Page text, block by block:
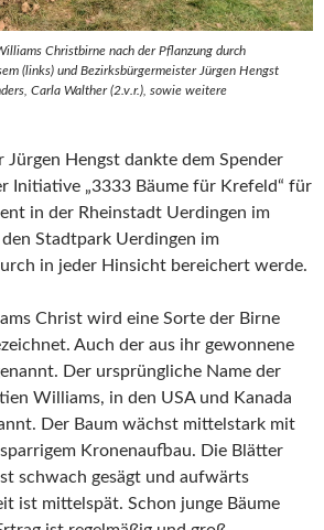
Christbirne nach der Pflanzung durch
(links) und Bezirksbürgermeister Jürgen Hengst
Carla Walther (2.v.r.), sowie weitere
Jürgen Hengst dankte dem Spender
Initiative „3333 Bäume für Krefeld“ für
in der Rheinstadt Uerdingen im
Stadtpark Uerdingen im
in jeder Hinsicht bereichert werde.
Christ wird eine Sorte der Birne
Auch der aus ihr gewonnene
Der ursprüngliche Name der
Williams, in den USA und Kanada
Der Baum wächst mittelstark mit
Kronenaufbau. Die Blätter
schwach gesägt und aufwärts
ist mittelspät. Schon junge Bäume